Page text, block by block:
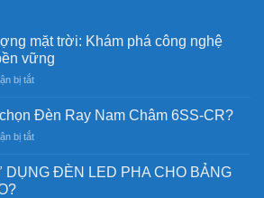
mặt trời: Khám phá công nghệ
vững
bị tắtở
năng
mặt
Khám
Đèn Ray Nam Châm 6SS-CR?
bị tắtở
sao
DỤNG ĐÈN LED PHA CHO BẢNG